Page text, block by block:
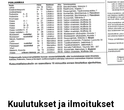
Kuulutukset ja ilmoitukset